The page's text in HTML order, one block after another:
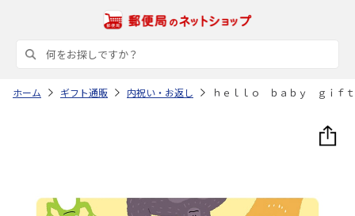
ホーム ギフト通販 内祝い・お返し ｈｅｌｌｏ ｂａｂｙ ｇｉｆ